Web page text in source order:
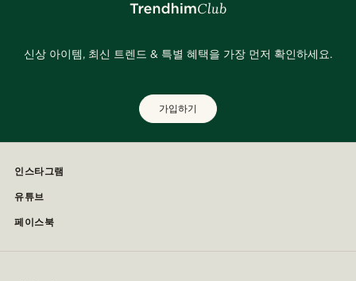
신상 아이템, 최신 트렌드 & 특별 혜택을 가장 먼저 확인하세요.
가입하기
인스타그램
유튜브
페이스북